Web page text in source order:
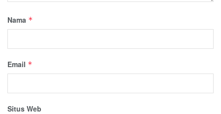
Nama *
Email *
Situs Web